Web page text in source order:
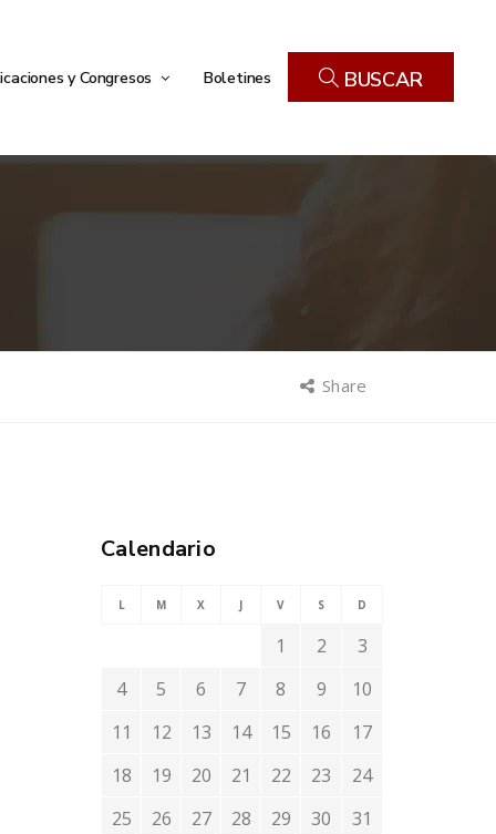
y Congresos Boletines BUSCAR
Share
Calendario
L M X J V S D
1 2
3
4
5 6 7 8 9
10
11
12 13 14 15 16
17
18
19 20 21 22 23
24
25
26 27 28 29 30 31